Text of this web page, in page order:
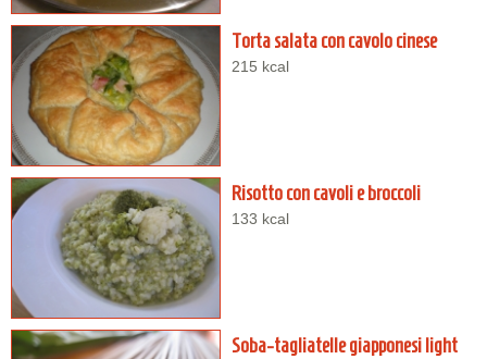
Torta salata con cavolo cinese
215 kcal
Risotto con cavoli e broccoli
133 kcal
Soba-tagliatelle giapponesi light